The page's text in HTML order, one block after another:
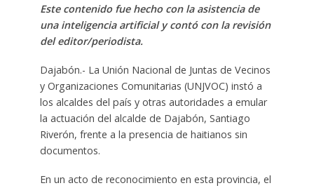
Este contenido fue hecho con la asistencia de
una inteligencia artificial y contó con la revisión
del editor/periodista.
Dajabón.- La Unión Nacional de Juntas de Vecinos
y Organizaciones Comunitarias (UNJVOC) instó a
los alcaldes del país y otras autoridades a emular
la actuación del alcalde de Dajabón, Santiago
Riverón, frente a la presencia de haitianos sin
documentos.
En un acto de reconocimiento en esta provincia, el